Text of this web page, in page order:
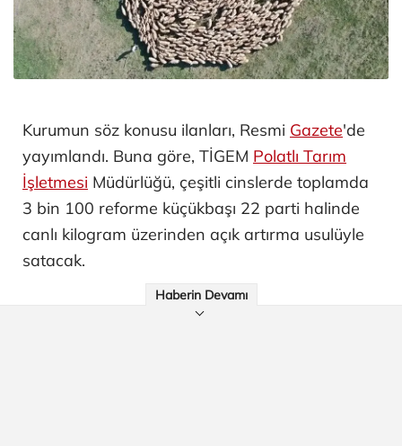
Kurumun söz konusu ilanları, Resmi Gazete'de
yayımlandı. Buna göre, TİGEM Polatlı Tarım
İşletmesi Müdürlüğü, çeşitli cinslerde toplamda
3 bin 100 reforme küçükbaşı 22 parti halinde
canlı kilogram üzerinden açık artırma usulüyle
satacak.
Haberin Devamı